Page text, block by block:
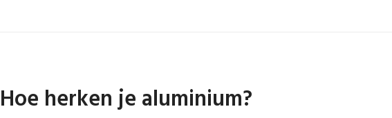
Hoe herken je aluminium?